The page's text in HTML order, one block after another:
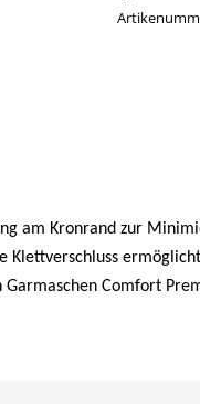
am Kronrand zur
Comfort